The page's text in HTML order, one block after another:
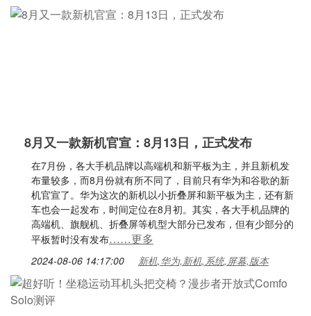
8月又一款新机官宣：8月13日，正式发布
在7月份，各大手机品牌以高端机和新平板为主，并且新机发
布量较多，而8月份就有所不同了，目前只有华为和谷歌的新
机官宣了。华为这次的新机以小折叠屏和新平板为主，还有新
车也会一起发布，时间定位在8月初。其实，各大手机品牌的
高端机、旗舰机、折叠屏等机型大部分已发布，但有少部分的
平板暂时没有发布……更多
2024-08-06 14:17:00 新机,华为,新机,系统,屏幕,版本